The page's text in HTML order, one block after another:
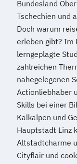
Kultur- und
Machine
Bundesland
Tschechien und
Doch warum
erleben gibt? Im
lerngeplagte
zahlreichen
nahegelegenen
Actionliebhaber
Skills bei einer
Kalkalpen und
Hauptstadt Linz
Altstadtcharme
Cityflair und